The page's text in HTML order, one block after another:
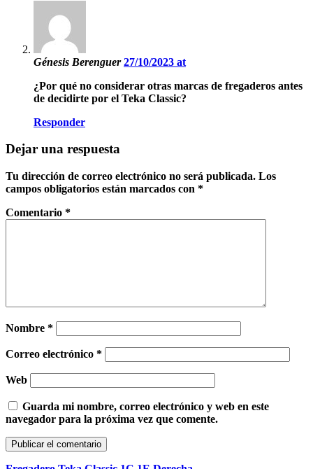
Génesis Berenguer27/10/2023 at
¿Por qué no considerar otras marcas de fregaderos antes
de decidirte por el Teka Classic?
Responder
Dejar una respuesta
Tu dirección de correo electrónico no será publicada. Los
campos obligatorios están marcados con *
Comentario *
Nombre *
Correo electrónico *
Web
Guarda mi nombre, correo electrónico y web en este
navegador para la próxima vez que comente.